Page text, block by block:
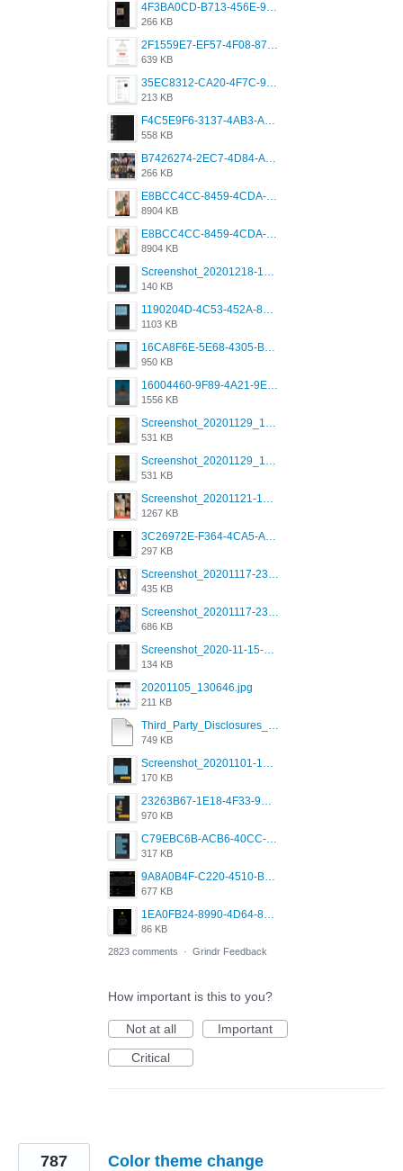
4F3BA0CD-B713-456E-9DBC-814C6D19D607.jpeg
266 KB
2F1559E7-EF57-4F08-87CC-206D9E00BEC6.png
639 KB
35EC8312-CA20-4F7C-99E5-F1CC04EE8355.jpeg
213 KB
F4C5E9F6-3137-4AB3-A09A-56EE746D2B26.png
558 KB
B7426274-2EC7-4D84-A2E1-0DD49E679BD8.jpeg
266 KB
E8BCC4CC-8459-4CDA-B6E7-8DFB52A46E78.png
8904 KB
E8BCC4CC-8459-4CDA-B6E7-8DFB52A46E78.png
8904 KB
Screenshot_20201218-185122_Grindr.jpg
140 KB
1190204D-4C53-452A-8A31-99534EC38FF8.png
1103 KB
16CA8F6E-5E68-4305-B0FA-1AE58119E639.png
950 KB
16004460-9F89-4A21-9E77-F96C26D4F695.png
1556 KB
Screenshot_20201129_194344_com.grindrapp.android.jpg
531 KB
Screenshot_20201129_194344_com.grindrapp.android.jpg
531 KB
Screenshot_20201121-135006.png
1267 KB
3C26972E-F364-4CA5-A5D2-E0AC042C17D2.png
297 KB
Screenshot_20201117-230735.png
435 KB
Screenshot_20201117-230848.png
686 KB
Screenshot_2020-11-15-22-08-28-34_0b220821f310a9cc22e9def9d32cbfd4.jpg
134 KB
20201105_130646.jpg
211 KB
Third_Party_Disclosures_-_20200629 (1).pdf
749 KB
Screenshot_20201101-162951_Grindr.jpg
170 KB
23263B67-1E18-4F33-9D61-2EE4BE273B3B.png
970 KB
C79EBC6B-ACB6-40CC-AC4B-8B841FFFEC78.png
317 KB
9A8A0B4F-C220-4510-B2C9-181DF0E236C0.jpeg
677 KB
1EA0FB24-8990-4D64-8303-37BCCDA597EE.png
86 KB
2823 comments · Grindr Feedback
How important is this to you?
Not at all
Important
Critical
Color theme change
787